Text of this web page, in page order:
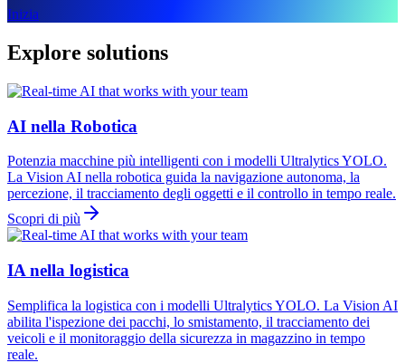
Inizia
Explore solutions
AI nella Robotica
Potenzia macchine più intelligenti con i modelli Ultralytics YOLO.
La Vision AI nella robotica guida la navigazione autonoma, la
percezione, il tracciamento degli oggetti e il controllo in tempo reale.
Scopri di più
IA nella logistica
Semplifica la logistica con i modelli Ultralytics YOLO. La Vision AI
abilita l'ispezione dei pacchi, lo smistamento, il tracciamento dei
veicoli e il monitoraggio della sicurezza in magazzino in tempo
reale.